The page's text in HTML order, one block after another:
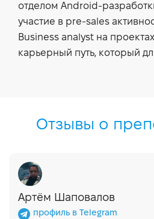
отделом Android-
участие в pre-sales
Business analyst на
карьерный путь, который
Отзывы о
Артём Шаповалов
профиль в Telegram